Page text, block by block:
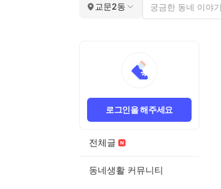
교문2동
로그인을 해주세요
전체글
동네생활 커뮤니티